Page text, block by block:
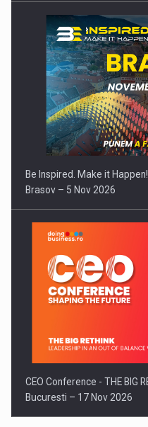
Be Inspired. Make it
Brasov – 5 Nov 2026
CEO Conference - THE BIG
Bucuresti – 17 Nov 2026